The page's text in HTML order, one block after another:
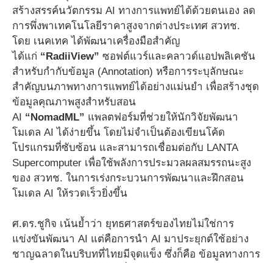
สร้างสรรค์นวัตกรรม AI ทางการแพทย์ได้ด้วยตนเอง ลด
การพึ่งพาเทคโนโลยีราคาสูงจากต่างประเทศ สวทช.
โดย เนคเทค ได้พัฒนาเครื่องมือสำคัญ
ได้แก่ “RadiiView” ซอฟต์แวร์และคลาวด์แอปพลิเคชัน
สำหรับกำกับข้อมูล (Annotation) หรือการระบุลักษณะ
สำคัญบนภาพทางการแพทย์ได้อย่างแม่นยำ เพื่อสร้างชุด
ข้อมูลคุณภาพสูงสำหรับสอน
AI “NomadML” แพลตฟอร์มที่ช่วยให้นักวิจัยพัฒนา
โมเดล AI ได้ง่ายขึ้น โดยไม่จำเป็นต้องเขียนโค้ด
โปรแกรมที่ซับซ้อน และสามารถเชื่อมต่อกับ LANTA
Supercomputer เพื่อใช้พลังการประมวลผลสมรรถนะสูง
ของ สวทช. ในการเร่งกระบวนการพัฒนาและฝึกสอน
โมเดล AI ให้รวดเร็วยิ่งขึ้น
ศ.ดร.ชูกิจ เน้นย้ำว่า ยุทธศาสตร์ของไทยไม่ใช่การ
แข่งขันพัฒนา AI แต่คือการนำ AI มาประยุกต์ใช้อย่าง
ชาญฉลาดในบริบทที่ไทยมีจุดแข็ง ซึ่งก็คือ ข้อมูลทางการ